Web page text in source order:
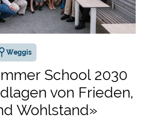
In einem
ersten
Bernhard
Ruetz,
Historiker,
Inhaber
Weggis
School 2030
von Frieden,
Wohlstand»